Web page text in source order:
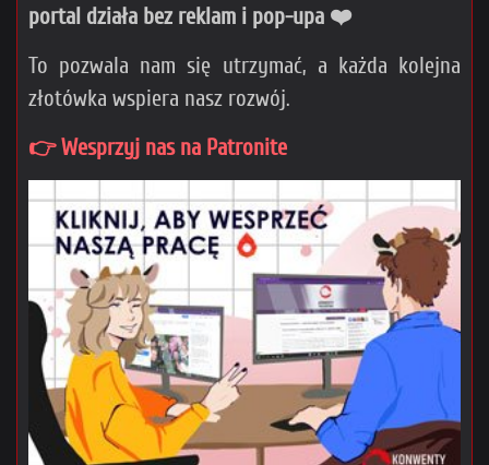
portal działa bez reklam i pop-upa ❤️
To pozwala nam się utrzymać, a każda kolejna
złotówka wspiera nasz rozwój.
👉 Wesprzyj nas na Patronite